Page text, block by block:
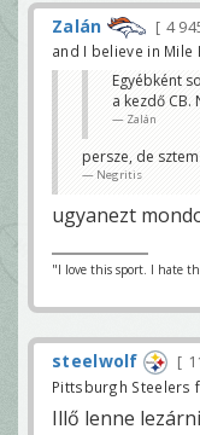
Zalán 4
and I believe in Mile
Egyébként
a kezdő CB.
Zalán
persze, de
Negritis
ugyanezt
"I love this sport. I hate
steelwolf
Pittsburgh Steelers
Illő lenne